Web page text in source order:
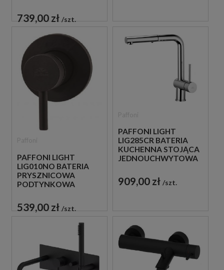
739,00 zł szt.
PAFFONI LIGHT
LIG010NO BATERIA
PRYSZNICOWA
PODTYNKOWA
CZARNA
539,00 zł szt.
PAFFONI LIGHT
LIG285CR BATERIA
KUCHENNA STOJĄCA
JEDNOUCHWYTOWA
909,00 zł szt.